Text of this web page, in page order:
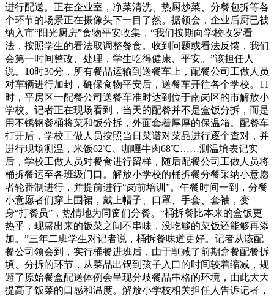
进行配送。正在企业室，净菜清洗、热厨炒菜、分餐包拆等各
个环节的场景正在摄像头下一目了然。据领会，企业后厨已被
纳入市“阳光厨房”食物平安收集，“我们按期向学校收罗看
法，按照学生的看法取调整餐食。收到问题或看法反馈，我们
会第一时间整改、处理，学生吃得健康、平安。”该担任人
说。10时30分，所有餐品运输到送餐车上，配餐公司工做人员
对车辆进行加封，确保食物平安后，送餐车开往各个学校。11
时，平房区一配餐公司送餐车准时达到位于南岗区的市解放小
学校。记者正在现场看到，当天的配餐并不是盒饭分拆，而是
用不锈钢餐桶将菜和饭分拆，外面套着厚厚的保温箱。配餐车
打开后，学校工做人员按照当日菜谱对菜品进行逐个查对，并
进行现场测温，米饭62℃、咖喱牛肉68℃……测温填表记实
后，学校工做人员对餐食进行留样，随后配餐公司工做人员将
桶拆餐运至各班级门口。解放小学校的桶拆餐分餐采纳小意愿
者轮番制进行，并提前进行“岗前培训”。午餐时间一到，分餐
小意愿者们穿上围裙，戴上帽子、口罩、手套、套袖，变
身“打餐员”，热情地为同窗们分餐。“桶拆餐比本来的盒饭更
热乎，现盛出来的饭菜之间不串味，没吃够的菜饭还能够再添
加。”三年二班学生对记者说，桶拆餐味道更好。记者从该配
餐公司领会到，实行桶餐进班后，由于削减了前期盒餐配餐拆
填、分拆的环节，从菜品出锅到孩子入口的时间较着缩减，规
避了原始餐盒配送体例会呈现分歧餐品串格的环境，由此大大
提高了饭菜的口感和温度。解放小学校相关担任人告诉记者，